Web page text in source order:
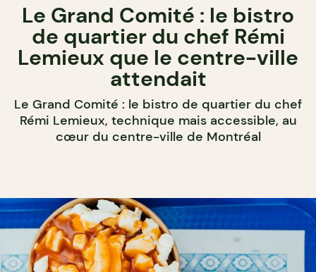
Le Grand Comité : le bistro
de quartier du chef Rémi
Lemieux que le centre-ville
attendait
Le Grand Comité : le bistro de quartier du chef
Rémi Lemieux, technique mais accessible, au
cœur du centre-ville de Montréal